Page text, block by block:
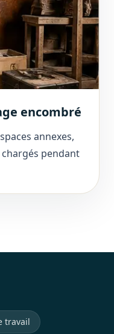
encombré
annexes,
pendant
travail